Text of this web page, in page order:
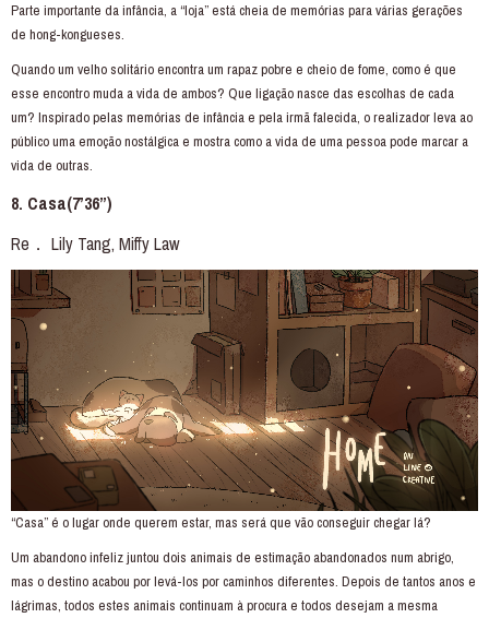
Parte importante da infância, a “loja” está cheia de memórias para várias gerações
de hong-kongueses.
Quando um velho solitário encontra um rapaz pobre e cheio de fome, como é que
esse encontro muda a vida de ambos? Que ligação nasce das escolhas de cada
um? Inspirado pelas memórias de infância e pela irmã falecida, o realizador leva ao
público uma emoção nostálgica e mostra como a vida de uma pessoa pode marcar a
vida de outras.
8. Casa(7’36”)
Re． Lily Tang, Miffy Law
“Casa” é o lugar onde querem estar, mas será que vão conseguir chegar lá?
Um abandono infeliz juntou dois animais de estimação abandonados num abrigo,
mas o destino acabou por levá-los por caminhos diferentes. Depois de tantos anos e
lágrimas, todos estes animais continuam à procura e todos desejam a mesma